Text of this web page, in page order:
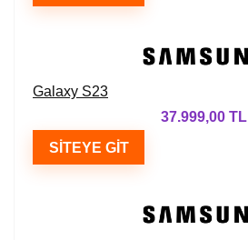
Galaxy S23
37.999,00 TL
SITEYE GIT